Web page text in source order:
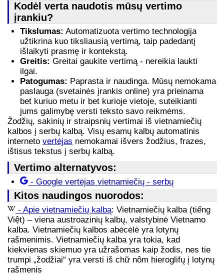
Kodėl verta naudotis mūsų vertimo
įrankiu?
Tikslumas: Automatizuota vertimo technologija
užtikrina kuo tiksliausią vertimą, taip padedantį
išlaikyti prasmę ir kontekstą.
Greitis: Greitai gaukite vertimą - nereikia laukti
ilgai.
Patogumas: Paprasta ir naudinga. Mūsų nemokama
paslauga (svetainės įrankis online) yra prieinama
bet kuriuo metu ir bet kurioje vietoje, suteikianti
jums galimybę versti teksto savo reikmėms.
Žodžių, sakinių ir straipsnių vertimai iš vietnamiečių
kalbos į serbų kalbą. Visų esamų kalbų automatinis
interneto vertėjas nemokamai išvers žodžius, frazes,
ištisus tekstus į serbų kalbą.
Vertimo alternatyvos:
- Google vertėjas vietnamiečių - serbų
Kitos naudingos nuorodos:
- Apie vietnamiečių kalbą: Vietnamiečių kalba (tiếng
Việt) – viena austroazinių kalbų, valstybinė Vietnamo
kalba. Vietnamiečių kalbos abėcėlė yra lotynų
rašmenimis. Vietnamiečių kalba yra tokia, kad
kiekvienas skiemuo yra užrašomas kaip žodis, nes tie
trumpi „žodžiai“ yra versti iš chữ nôm hieroglifų į lotynų
rašmenis